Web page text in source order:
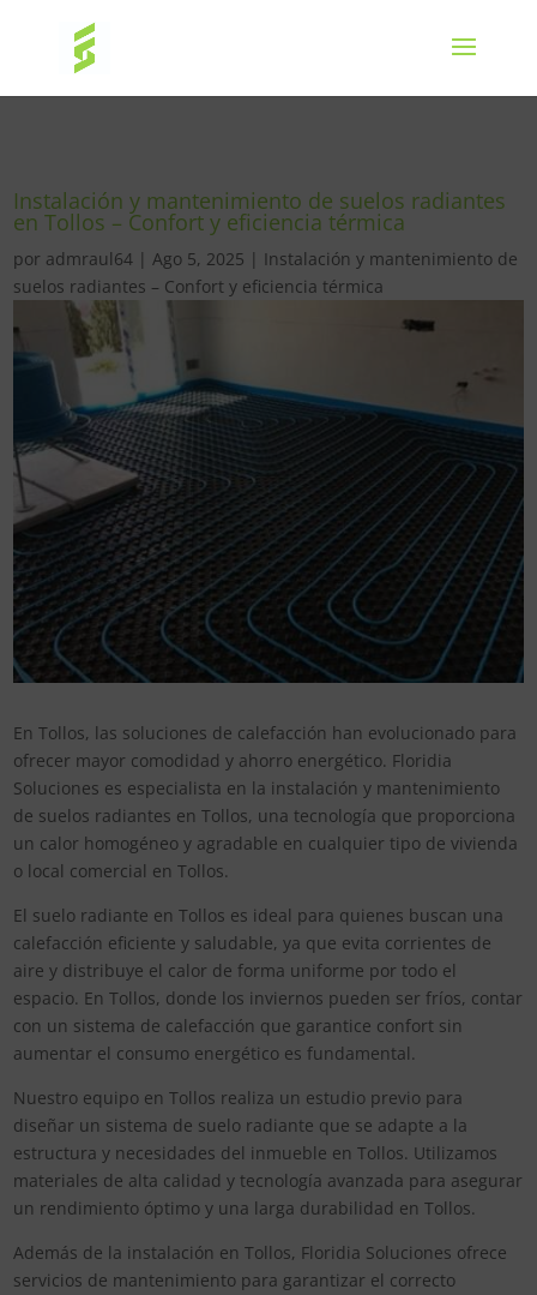
Instalación y mantenimiento de suelos radiantes
en Tollos – Confort y eficiencia térmica
por admraul64 |Ago 5, 2025 | Instalación y mantenimiento de
suelos radiantes – Confort y eficiencia térmica
En Tollos, las soluciones de calefacción han evolucionado para
ofrecer mayor comodidad y ahorro energético. Floridia
Soluciones es especialista en la instalación y mantenimiento
de suelos radiantes en Tollos, una tecnología que proporciona
un calor homogéneo y agradable en cualquier tipo de vivienda
o local comercial en Tollos.
El suelo radiante en Tollos es ideal para quienes buscan una
calefacción eficiente y saludable, ya que evita corrientes de
aire y distribuye el calor de forma uniforme por todo el
espacio. En Tollos, donde los inviernos pueden ser fríos, contar
con un sistema de calefacción que garantice confort sin
aumentar el consumo energético es fundamental.
Nuestro equipo en Tollos realiza un estudio previo para
diseñar un sistema de suelo radiante que se adapte a la
estructura y necesidades del inmueble en Tollos. Utilizamos
materiales de alta calidad y tecnología avanzada para asegurar
un rendimiento óptimo y una larga durabilidad en Tollos.
Además de la instalación en Tollos, Floridia Soluciones ofrece
servicios de mantenimiento para garantizar el correcto